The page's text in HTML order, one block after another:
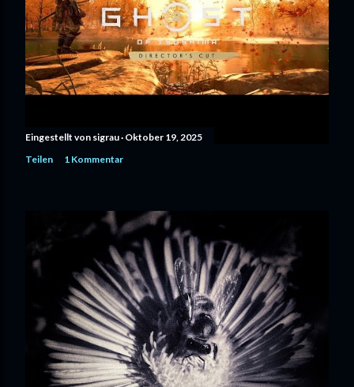
Eingestellt von sigrau Oktober 19, 2025
Teilen
1 Kommentar